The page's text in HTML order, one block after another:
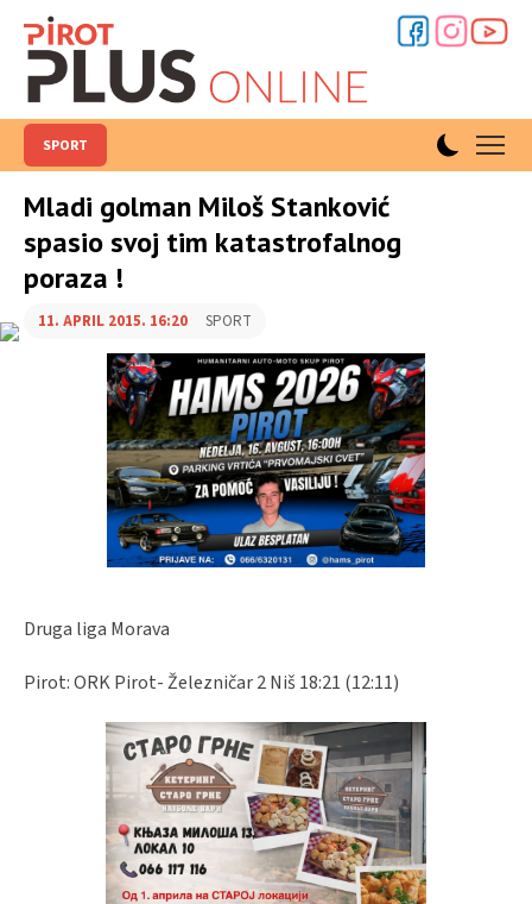
SPORT
Mladi golman Miloš Stanković
spasio svoj tim katastrofalnog
poraza !
11. APRIL 2015. 16:20 SPORT
Druga liga Morava
Pirot: ORK Pirot- Železničar 2 Niš 18:21 (12:11)